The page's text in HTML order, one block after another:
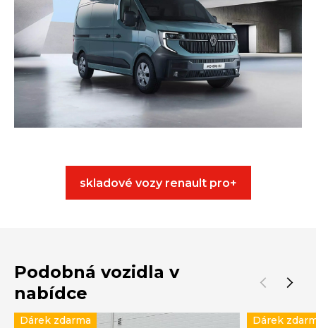
skladové vozy renault pro+
Podobná vozidla v
nabídce
Dárek zdarma Dárek